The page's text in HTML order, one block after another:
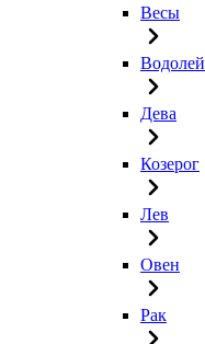
Весы
Водолей
Дева
Козерог
Лев
Овен
Рак